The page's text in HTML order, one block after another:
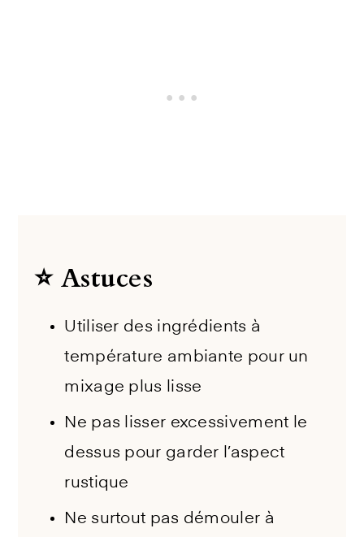
⭐️ Astuces
Utiliser des ingrédients à
température ambiante pour un
mixage plus lisse
Ne pas lisser excessivement le
dessus pour garder l’aspect
rustique
Ne surtout pas démouler à